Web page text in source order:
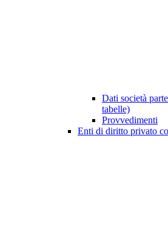
Dati società
tabelle)
Provvedimenti
Enti di diritto privato